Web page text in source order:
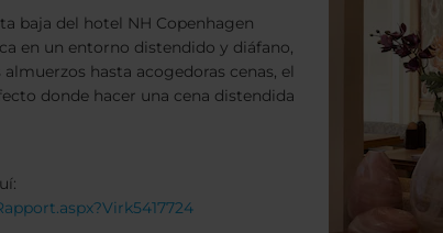
baja del hotel NH Copenhagen
en un entorno distendido y diáfano,
hasta acogedoras cenas, el
donde hacer una cena distendida